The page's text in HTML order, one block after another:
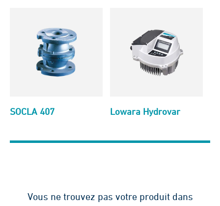
SOCLA 407 Lowara Hydrovar
Vous ne trouvez pas votre produit dans